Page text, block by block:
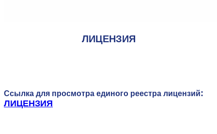
ЛИЦЕНЗИЯ
Ссылка для просмотра единого реестра лицензий:
ЛИЦЕНЗИЯ